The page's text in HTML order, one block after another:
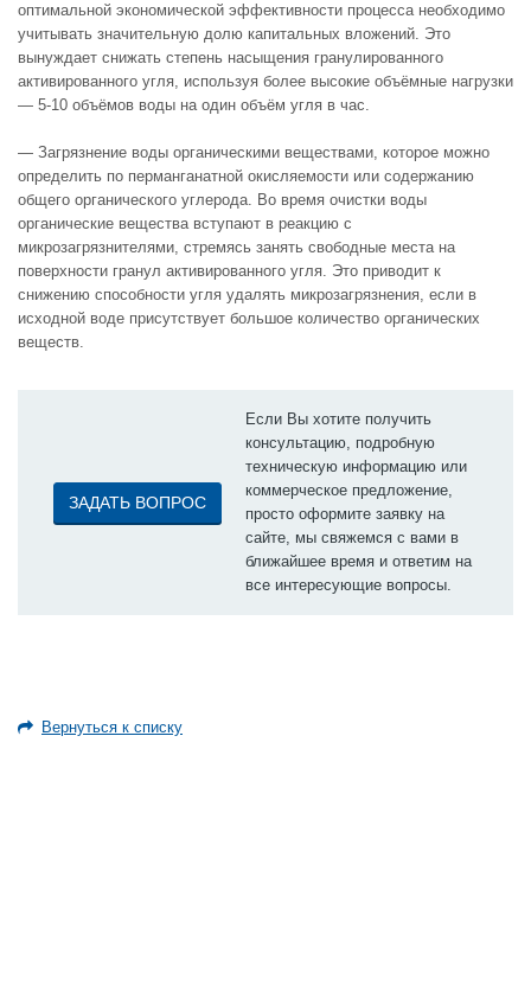
оптимальной экономической эффективности процесса необходимо
учитывать значительную долю капитальных вложений. Это
вынуждает снижать степень насыщения гранулированного
активированного угля, используя более высокие объёмные нагрузки
— 5-10 объёмов воды на один объём угля в час.
— Загрязнение воды органическими веществами, которое можно
определить по перманганатной окисляемости или содержанию
общего органического углерода. Во время очистки воды
органические вещества вступают в реакцию с
микрозагрязнителями, стремясь занять свободные места на
поверхности гранул активированного угля. Это приводит к
снижению способности угля удалять микрозагрязнения, если в
исходной воде присутствует большое количество органических
веществ.
ЗАДАТЬ ВОПРОС
Если Вы хотите получить
консультацию, подробную
техническую информацию или
коммерческое предложение,
просто оформите заявку на
сайте, мы свяжемся с вами в
ближайшее время и ответим на
все интересующие вопросы.
Вернуться к списку